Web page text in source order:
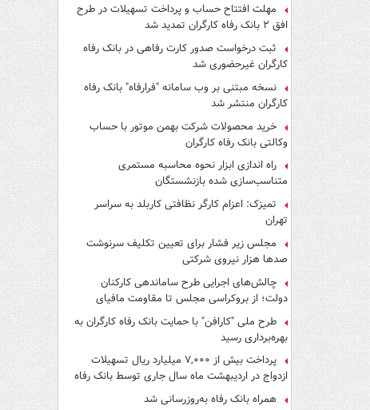
مهلت افتتاح حساب و پرداخت تسهیلات در طرح
افق ۲ بانک رفاه کارگران تمدید شد
ثبت درخواست صدور کارت رفاهی در بانک رفاه
کارگران غیرحضوری شد
نسخه مبتنی بر وب سامانه "فرارفاه" بانک رفاه
کارگران منتشر شد
خرید محصولات شرکت بهمن موتور با حساب
وکالتی بانک رفاه کارگران
راه اندازی ابزار نحوه محاسبه مستمری
متناسب‌سازی شده بازنشستگان
تمیزک: اعزام کارگر نظافتی کاربلد به سراسر
تهران
مجلس زیر فشار برای تعیین تکلیف سرنوشت
صدها هزار نیروی شرکتی
چالش‌های اجرایی طرح ساماندهی کارکنان
دولت؛ از بروکراسی مجلس تا مقاومت مافیای
واسطه‌گری
طرح ملی "کارافن" با حمایت بانک رفاه کارگران به
بهره‌برداری رسید
پرداخت بیش از ۷,۰۰۰ میلیارد ریال تسهیلات
ازدواج در اردیبهشت ماه سال جاری توسط بانک رفاه
کارگران
همراه بانک رفاه به‌روزرسانی شد